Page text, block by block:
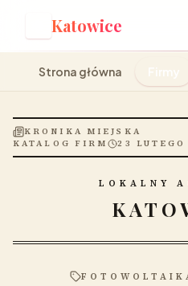
Katowice
Strona główna Firmy
KRONIKA MIEJSKA
KATALOG FIRM
23
LOKALNY